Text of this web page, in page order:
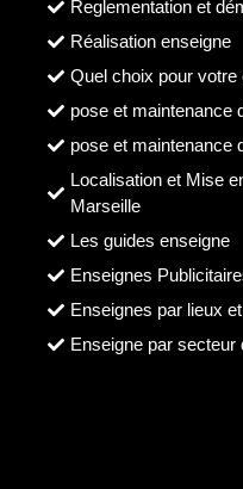
Reglementation et
Réalisation enseigne
Quel choix pour votre
pose et maintenance
pose et maintenance
Localisation et Mise
Marseille
Les guides enseigne
Enseignes
Enseignes par lieux
Enseigne par secteur